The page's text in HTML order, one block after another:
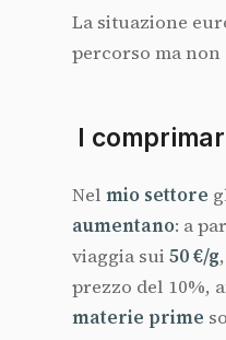
La situazione
percorso ma
I
Nel mio settore
aumentano: a
viaggia sui 50 €/g
prezzo del 10%,
materie prime